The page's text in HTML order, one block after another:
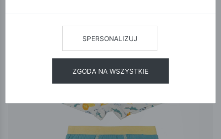
SPERSONALIZUJ
ZGODA NA WSZYSTKIE